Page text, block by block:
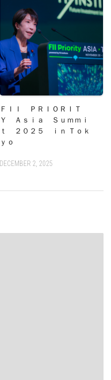
ＦＩＩ ＰＲＩＯＲＩＴ
Ｙ Ａｓｉａ Ｓｕｍｍｉ
ｔ ２０２５ ｉｎ Ｔｏｋ
ｙｏ
DECEMBER 2, 2025